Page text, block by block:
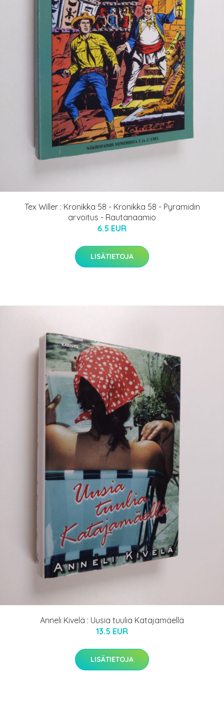
Tex Willer : Kronikka 58 - Kronikka 58 - Pyramidin
arvoitus - Rautanaamio
6.5 EUR
LISÄTIETOJA
Anneli Kivelä : Uusia tuulia Katajamäellä
13.5 EUR
LISÄTIETOJA